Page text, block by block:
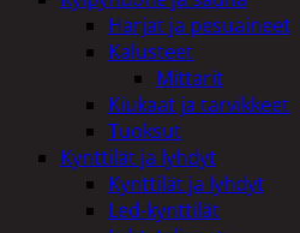
Harjat ja pesuaineet
Kalusteet
Mittarit
Kiukaat ja tarvikkeet
Tuoksut
Kynttilät ja lyhdyt
Kynttilät ja lyhdyt
Led-kynttilät